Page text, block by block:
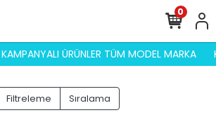
KAMPANYALI ÜRÜNLER TÜM MODEL MARKA
0
Filtreleme Sıralama